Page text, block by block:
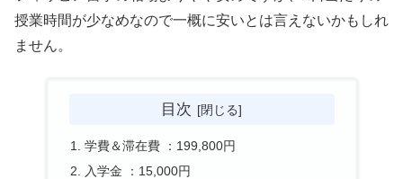
授業時間が少なめなので一概に安いとは言えないかもしれ
ません。
目次
学費＆滞在費 ：199,800円
入学金 ：15,000円